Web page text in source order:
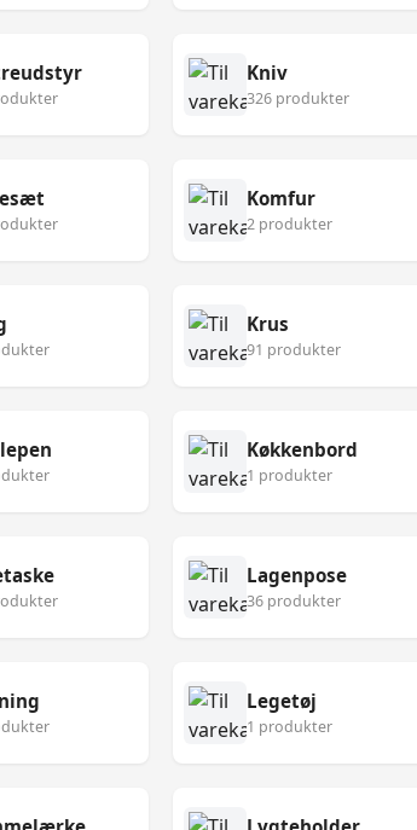
Kniv
326 produkter
Komfur
2 produkter
Krus
91 produkter
Køkkenbord
1 produkter
Lagenpose
36 produkter
Legetøj
1 produkter